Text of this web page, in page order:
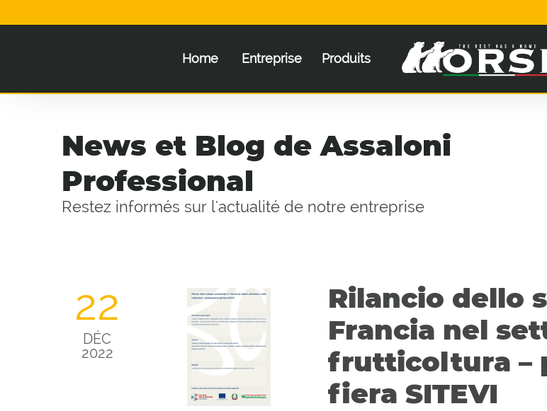
Home Entreprise Produits
News et Blog de Assaloni
Professional
Restez informés sur l'actualité de notre entreprise
22
DÉC
2022
Rilancio dello
Francia nel
frutticoltura –
fiera SITEVI